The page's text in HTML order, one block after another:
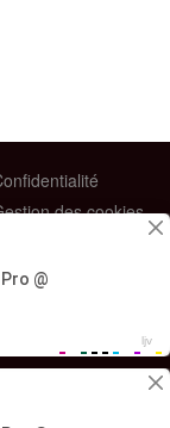
des cookies
et échange